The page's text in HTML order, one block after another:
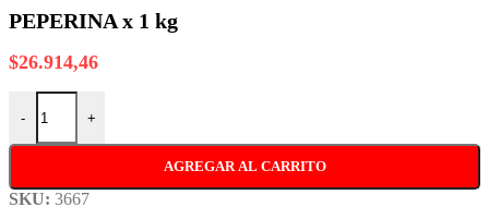
PEPERINA x 1 kg
$26.914,46
-
PEPERINA x 1 kg cantidad
+
AGREGAR AL CARRITO
SKU: 3667